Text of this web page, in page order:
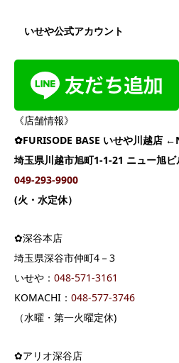
いせや公式アカウント
《店舗情報》
✿FURISODE BASE いせや川越店
埼玉県川越市旭町1-1-21 ニュー旭ビ
049-293-9900
(火・水定休）
✿深谷本店
埼玉県深谷市仲町4－3
いせや： 048-571-3161
KOMACHI： 048-577-3746
（水曜・第一火曜定休)
✿アリオ深谷店